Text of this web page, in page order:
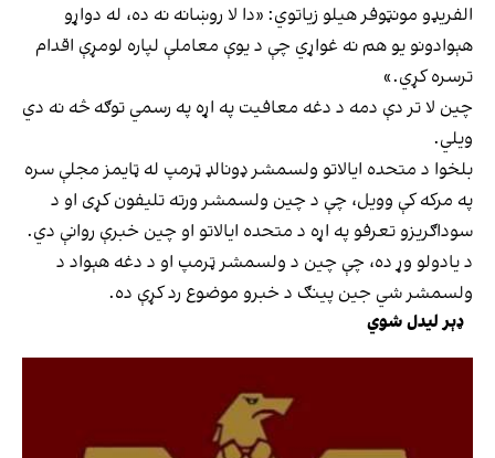
الفریډو مونټوفر هیلو زیاتوي: «دا لا روښانه نه ده، له دواړو
هېوادونو یو هم نه غواړي چې د یوې معاملې لپاره لومړې اقدام
ترسره کړي.»
چین لا تر دې دمه د دغه معافیت په اړه په رسمي توګه څه نه دي
ویلي.
بلخوا د متحده ایالاتو ولسمشر ډونالډ ټرمپ له ټایمز مجلې سره
په مرکه کې وویل، چې د چین ولسمشر ورته تلیفون کړی او د
سوداګریزو تعرفو په اړه د متحده ایالاتو او چین خبرې روانې دي.
د یادولو وړ ده، چې چین د ولسمشر ټرمپ او د دغه هېواد د
ولسمشر شي جین پینګ د خبرو موضوع رد کړې ده.
ډېر لیدل شوي